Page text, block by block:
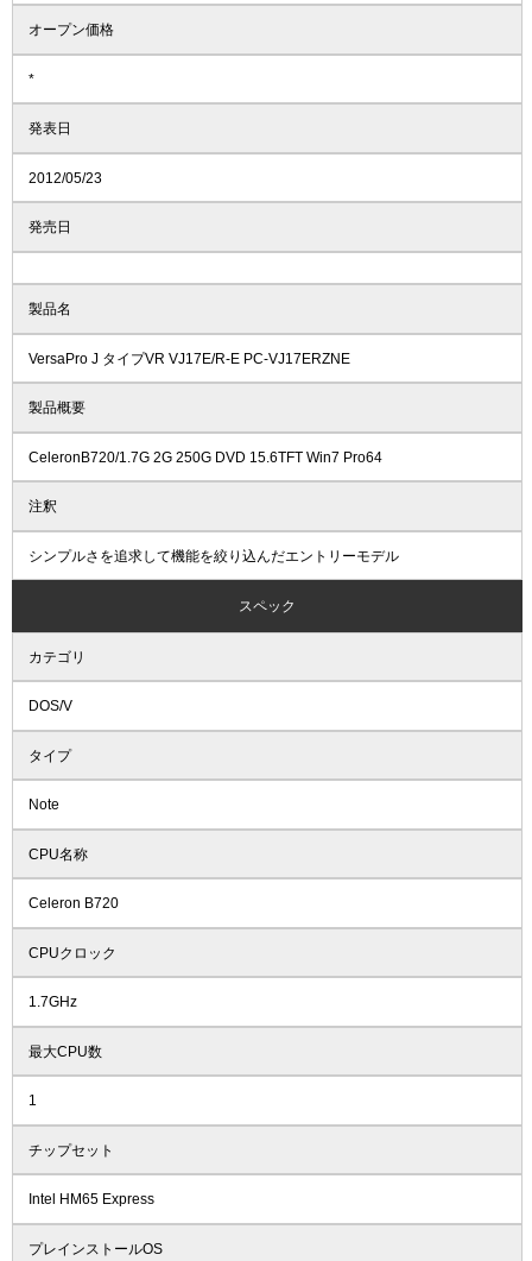
オープン価格
*
発表日
2012/05/23
発売日
製品名
VersaPro J タイプVR VJ17E/R-E PC-VJ17ERZNE
製品概要
CeleronB720/1.7G 2G 250G DVD 15.6TFT Win7 Pro64
注釈
シンプルさを追求して機能を絞り込んだエントリーモデル
スペック
カテゴリ
DOS/V
タイプ
Note
CPU名称
Celeron B720
CPUクロック
1.7GHz
最大CPU数
1
チップセット
Intel HM65 Express
プレインストールOS